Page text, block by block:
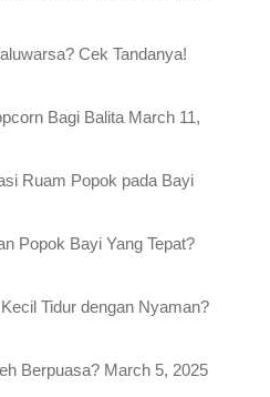
Cek Tandanya!
Bagi Balita March 11,
Ruam Popok pada Bayi
Popok Bayi Yang Tepat?
Tidur dengan Nyaman?
Berpuasa? March 5, 2025